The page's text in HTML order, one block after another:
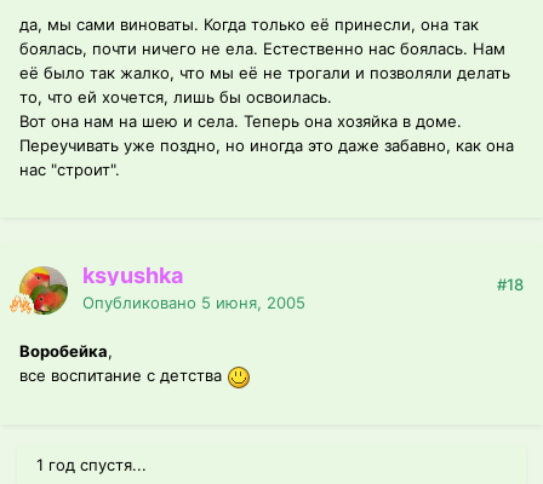
да, мы сами виноваты. Когда только её принесли, она так
боялась, почти ничего не ела. Естественно нас боялась. Нам
её было так жалко, что мы её не трогали и позволяли делать
то, что ей хочется, лишь бы освоилась.
Вот она нам на шею и села. Теперь она хозяйка в доме.
Переучивать уже поздно, но иногда это даже забавно, как она
нас "строит".
ksyushka
Опубликовано 5 июня, 2005
#18
Воробейка,
все воспитание с детства
1 год спустя...